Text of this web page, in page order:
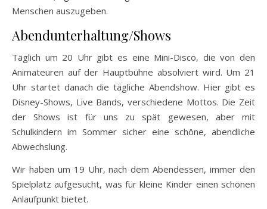
Menschen auszugeben.
Abendunterhaltung/Shows
Täglich um 20 Uhr gibt es eine Mini-Disco, die von den
Animateuren auf der Hauptbühne absolviert wird. Um 21
Uhr startet danach die tägliche Abendshow. Hier gibt es
Disney-Shows, Live Bands, verschiedene Mottos. Die Zeit
der Shows ist für uns zu spät gewesen, aber mit
Schulkindern im Sommer sicher eine schöne, abendliche
Abwechslung.
Wir haben um 19 Uhr, nach dem Abendessen, immer den
Spielplatz aufgesucht, was für kleine Kinder einen schönen
Anlaufpunkt bietet.